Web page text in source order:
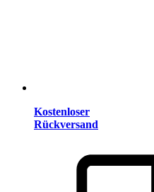
Kostenloser
Rückversand